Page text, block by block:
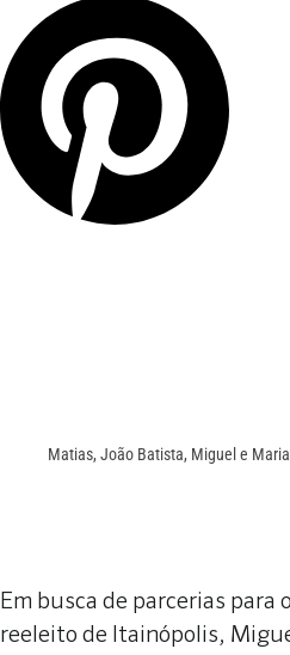
Matias, João Batista, Miguel e
Em busca de parcerias
reeleito de Itainópolis,